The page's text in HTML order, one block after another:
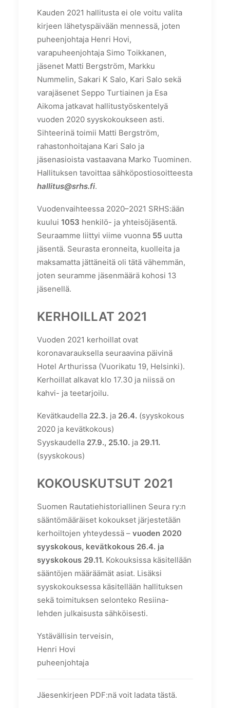
Kauden 2021 hallitusta ei ole voitu valita
kirjeen lähetyspäivään mennessä, joten
puheenjohtaja Henri Hovi,
varapuheenjohtaja Simo Toikkanen,
jäsenet Matti Bergström, Markku
Nummelin, Sakari K Salo, Kari Salo sekä
varajäsenet Seppo Turtiainen ja Esa
Aikoma jatkavat hallitustyöskentelyä
vuoden 2020 syyskokoukseen asti.
Sihteerinä toimii Matti Bergström,
rahastonhoitajana Kari Salo ja
jäsenasioista vastaavana Marko Tuominen.
Hallituksen tavoittaa sähköpostiosoitteesta
hallitus@srhs.fi.
Vuodenvaihteessa 2020–2021 SRHS:ään
kuului 1053 henkilö- ja yhteisöjäsentä.
Seuraamme liittyi viime vuonna 55 uutta
jäsentä. Seurasta eronneita, kuolleita ja
maksamatta jättäneitä oli tätä vähemmän,
joten seuramme jäsenmäärä kohosi 13
jäsenellä.
KERHOILLAT 2021
Vuoden 2021 kerhoillat ovat
koronavarauksella seuraavina päivinä
Hotel Arthurissa (Vuorikatu 19, Helsinki).
Kerhoillat alkavat klo 17.30 ja niissä on
kahvi- ja teetarjoilu.
Kevätkaudella 22.3. ja 26.4. (syyskokous
2020 ja kevätkokous)
Syyskaudella 27.9., 25.10. ja 29.11.
(syyskokous)
KOKOUSKUTSUT 2021
Suomen Rautatiehistoriallinen Seura ry:n
sääntömääräiset kokoukset järjestetään
kerhoiltojen yhteydessä – vuoden 2020
syyskokous, kevätkokous 26.4. ja
syyskokous 29.11. Kokouksissa käsitellään
sääntöjen määräämät asiat. Lisäksi
syyskokouksessa käsitellään hallituksen
sekä toimituksen selonteko Resiina-
lehden julkaisusta sähköisesti.
Ystävällisin terveisin,
Henri Hovi
puheenjohtaja
Jäesenkirjeen PDF:nä voit ladata tästä.